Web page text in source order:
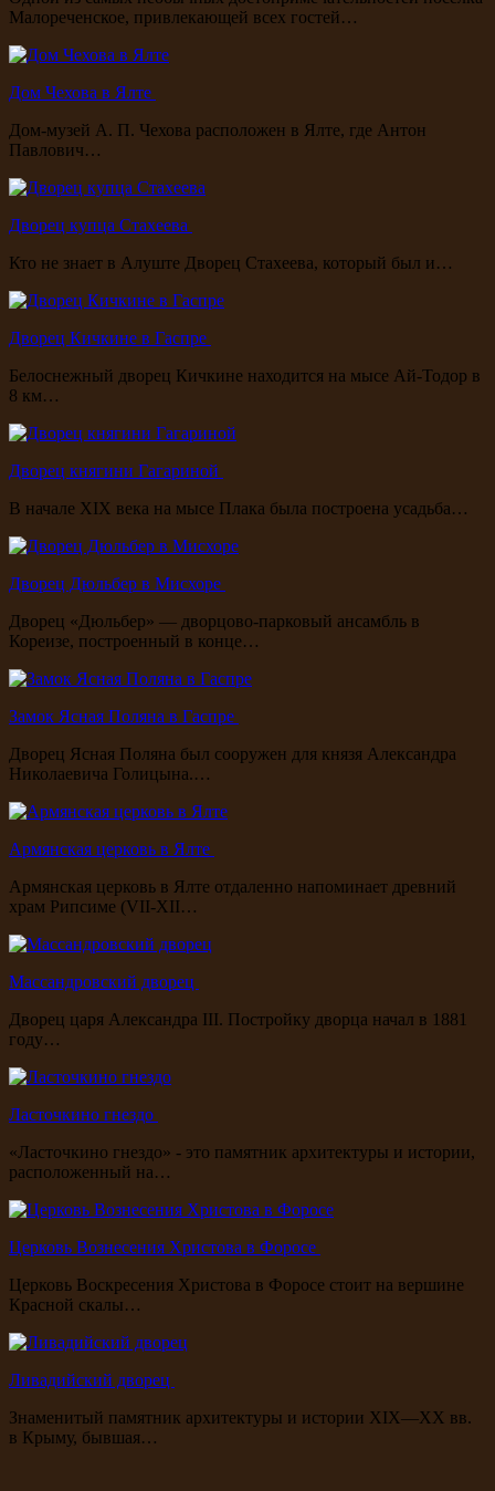
Малореченское, привлекающей всех гостей…
Дом Чехова в Ялте
Дом-музей А. П. Чехова расположен в Ялте, где Антон
Павлович…
Дворец купца Стахеева
Кто не знает в Алуште Дворец Стахеева, который был и…
Дворец Кичкине в Гаспре
Белоснежный дворец Кичкине находится на мысе Ай-Тодор в
8 км…
Дворец княгини Гагариной
В начале XIX века на мысе Плака была построена усадьба…
Дворец Дюльбер в Мисхоре
Дворец «Дюльбер» — дворцово-парковый ансамбль в
Кореизе, построенный в конце…
Замок Ясная Поляна в Гаспре
Дворец Ясная Поляна был сооружен для князя Александра
Николаевича Голицына.…
Армянская церковь в Ялте
Армянская церковь в Ялте отдаленно напоминает древний
храм Рипсиме (VII-XII…
Массандровский дворец
Дворец царя Александра III. Постройку дворца начал в 1881
году…
Ласточкино гнездо
«Ласточкино гнездо» - это памятник архитектуры и истории,
расположенный на…
Церковь Вознесения Христова в Форосе
Церковь Воскресения Христова в Форосе стоит на вершине
Красной скалы…
Ливадийский дворец
Знаменитый памятник архитектуры и истории XIX—XX вв.
в Крыму, бывшая…